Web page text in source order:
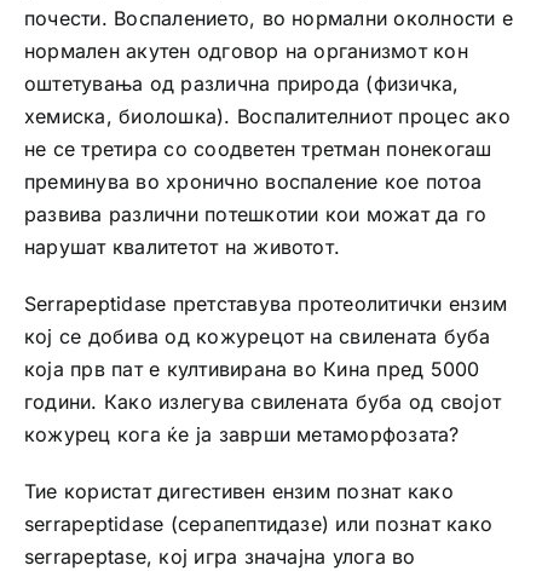
почести. Воспалението, во нормални околности е
нормален акутен одговор на организмот кон
оштетувања од различна природа (физичка,
хемиска, биолошка). Воспалителниот процес ако
не се третира со соодветен третман понекогаш
преминува во хронично воспаление кое потоа
развива различни потешкотии кои можат да го
нарушат квалитетот на животот.
Serrapeptidase претставува протеолитички ензим
кој се добива од кожурецот на свилената буба
која прв пат е култивирана во Кина пред 5000
години. Како излегува свилената буба од својот
кожурец кога ќе ја заврши метаморфозата?
Тие користат дигестивен ензим познат како
serrapeptidase (серапептидазе) или познат како
serrapeptase, кој игра значајна улога во